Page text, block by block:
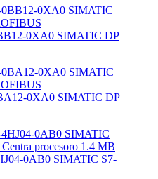
0XA0 SIMATIC DP
0XA0 SIMATIC DP
0AB0 SIMATIC S7-